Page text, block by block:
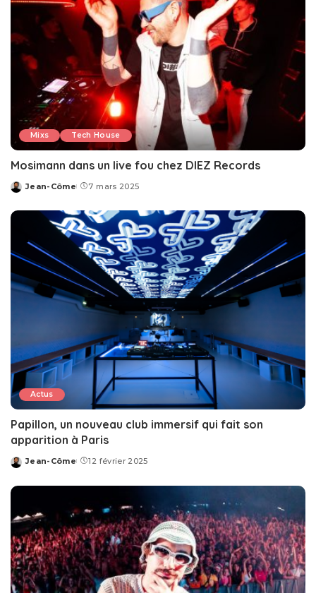
Mixs Tech House
Mosimann dans un live fou chez DIEZ Records
Posted
Jean-Côme 7 mars 2025
Actus
Papillon, un nouveau club immersif qui fait son
apparition à Paris
Posted
Jean-Côme 12 février 2025